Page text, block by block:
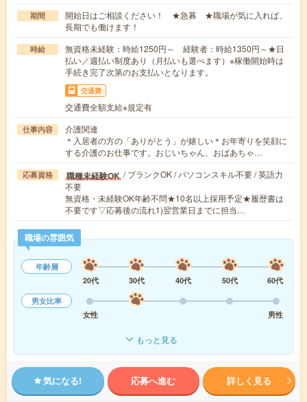
期間
開始日はご相談ください！ ★急募 ★職場が気に入れば、
長期でも働けます！
時給
無資格未経験：時給1250円～ 経験者：時給1350円～★日
払い／週払い制度あり（月払いも選べます）※稼働開始時は
手続き完了次第のお支払いとなります。
交通費
交通費全額支給※規定有
仕事内容
介護関連
＊入居者の方の「ありがとう」が嬉しい＊お年寄りを笑顔に
する介護のお仕事です。おじいちゃん、おばあちゃ…
応募資格 職種未経験OK / ブランクOK / パソコンスキル不要 / 英語力
不要
無資格・未経験OK年齢不問★10名以上採用予定★履歴書は
不要です▽応募後の流れ1)翌営業日までに担当…
職場の雰囲気
年齢層
20代
30代 40代 50代
60代
男女比率
女性
男性
もっと見る
気になる! 応募へ進む 詳しく見る